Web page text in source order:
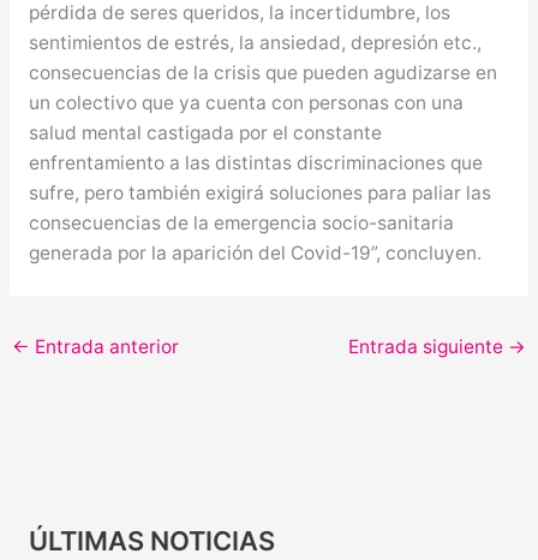
pérdida de seres queridos, la incertidumbre, los
sentimientos de estrés, la ansiedad, depresión etc.,
consecuencias de la crisis que pueden agudizarse en
un colectivo que ya cuenta con personas con una
salud mental castigada por el constante
enfrentamiento a las distintas discriminaciones que
sufre, pero también exigirá soluciones para paliar las
consecuencias de la emergencia socio-sanitaria
generada por la aparición del Covid-19”, concluyen.
← Entrada anterior Entrada siguiente →
ÚLTIMAS NOTICIAS